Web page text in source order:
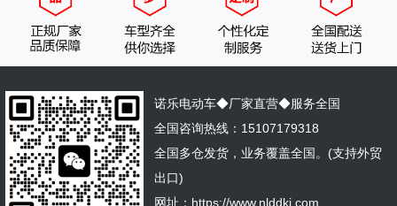
诺乐电动车◆厂家直营◆服务全国
全国咨询热线：15107179318
全国多仓发货，业务覆盖全国。(支持外贸
出口)
网址：https://www.nlddkj.com